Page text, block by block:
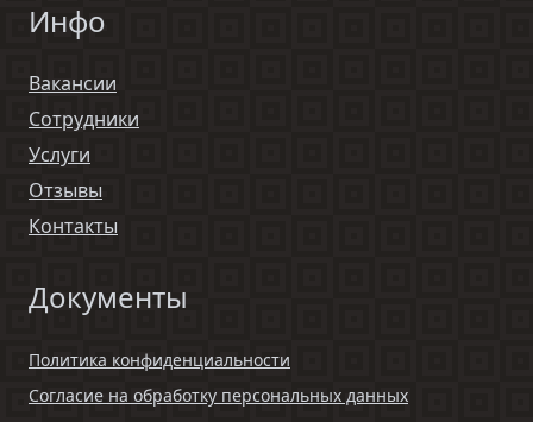
Инфо
Вакансии
Сотрудники
Услуги
Отзывы
Контакты
Документы
Политика конфиденциальности
Согласие на обработку персональных данных